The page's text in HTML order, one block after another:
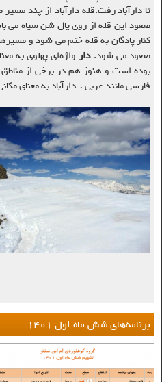
تا دارآباد رفت.قله دارآباد از چند
صعود این قله از روی یال شن سیاه می
کنار پادگان به قله ختم می شود و
صعود می شود. دارواژه‌ای پهلوی به
بوده است و هنوز هم در برخی از مناطق
فارسی مانند عربی ، دارآباد به معنای
برنامه‌های شش ماه اول ۱۴۰۱